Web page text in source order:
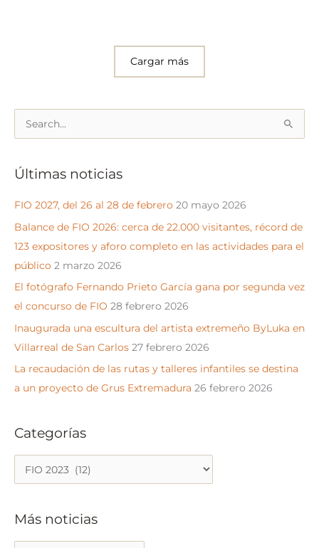
imágenes
hasta
15
enero
Cargar más
u
c
p
o
r
:
Últimas noticias
FIO 2027, del 26 al 28 de febrero 20 mayo 2026
Balance de FIO 2026: cerca de 22.000 visitantes, récord de
123 expositores y aforo completo en las actividades para el
público 2 marzo 2026
El fotógrafo Fernando Prieto García gana por segunda vez
el concurso de FIO 28 febrero 2026
Inaugurada una escultura del artista extremeño ByLuka en
Villarreal de San Carlos 27 febrero 2026
La recaudación de las rutas y talleres infantiles se destina
a un proyecto de Grus Extremadura 26 febrero 2026
Categorías
a
e
g
Más noticias